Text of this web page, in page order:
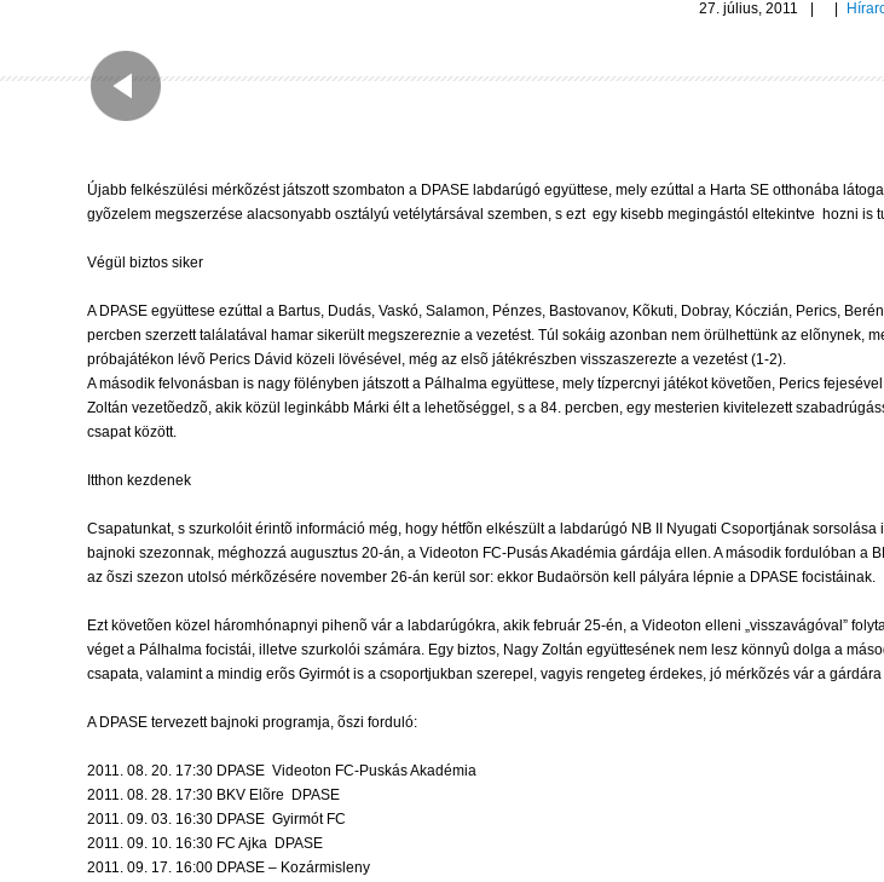
27. július, 2011
Újabb felkészülési mérkõzést játszott szombaton a DPASE labdarúgó együttese, mely ezúttal a Harta SE otthonába
gyõzelem megszerzése alacsonyabb osztályú vetélytársával szemben, s ezt  egy kisebb megingástól eltekintve  hozni is
Végül biztos siker
A DPASE együttese ezúttal a Bartus, Dudás, Vaskó, Salamon, Pénzes, Bastovanov, Kõkuti, Dobray, Kóczián, Perics,
percben szerzett találatával hamar sikerült megszereznie a vezetést. Túl sokáig azonban nem örülhettünk az elõnynek,
próbajátékon lévõ Perics Dávid közeli lövésével, még az elsõ játékrészben visszaszerezte a vezetést (1-2).
A második felvonásban is nagy fölényben játszott a Pálhalma együttese, mely tízpercnyi játékot követõen, Perics
Zoltán vezetõedzõ, akik közül leginkább Márki élt a lehetõséggel, s a 84. percben, egy mesterien kivitelezett
csapat között.
Itthon kezdenek
Csapatunkat, s szurkolóit érintõ információ még, hogy hétfõn elkészült a labdarúgó NB II Nyugati Csoportjának
bajnoki szezonnak, méghozzá augusztus 20-án, a Videoton FC-Pusás Akadémia gárdája ellen. A második fordulóban
az õszi szezon utolsó mérkõzésére november 26-án kerül sor: ekkor Budaörsön kell pályára lépnie a DPASE focistáinak.
Ezt követõen közel háromhónapnyi pihenõ vár a labdarúgókra, akik február 25-én, a Videoton elleni „visszavágóval”
véget a Pálhalma focistái, illetve szurkolói számára. Egy biztos, Nagy Zoltán együttesének nem lesz könnyû dolga a
csapata, valamint a mindig erõs Gyirmót is a csoportjukban szerepel, vagyis rengeteg érdekes, jó mérkõzés vár a
A DPASE tervezett bajnoki programja, õszi forduló:
2011. 08. 20. 17:30 DPASE  Videoton FC-Puskás Akadémia
2011. 08. 28. 17:30 BKV Elõre  DPASE
2011. 09. 03. 16:30 DPASE  Gyirmót FC
2011. 09. 10. 16:30 FC Ajka  DPASE
2011. 09. 17. 16:00 DPASE – Kozármisleny